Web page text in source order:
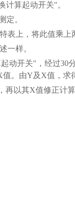
计算起动开关"。
定。
表上，将此值乘
一样。
动开关"，经过30
。由Y及X值，求
再以其X值修正计